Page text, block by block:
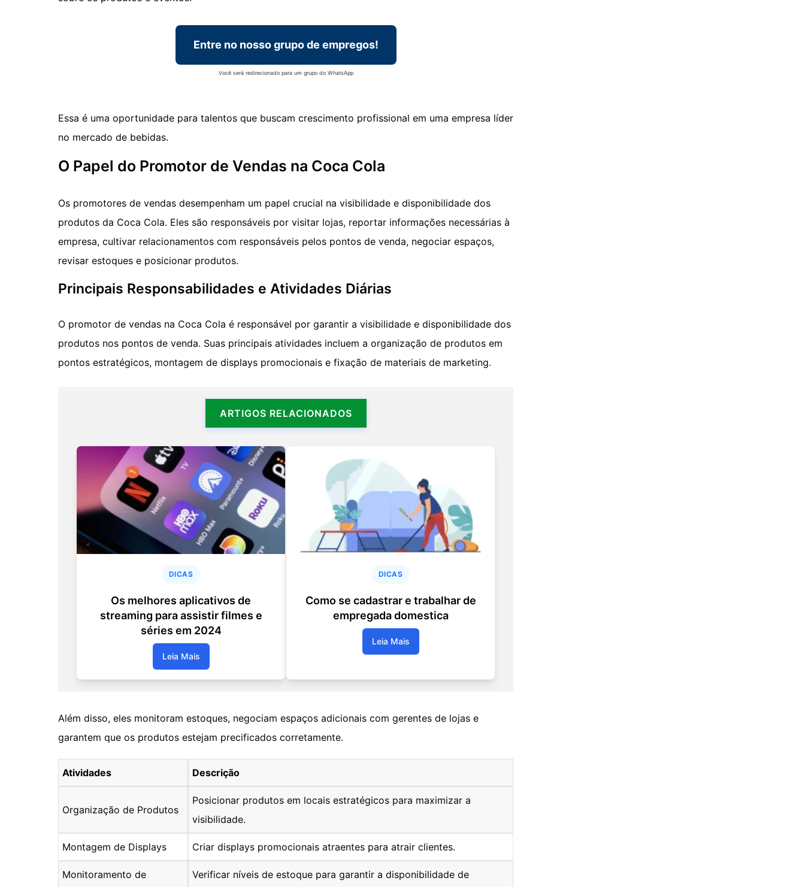
Entre no nosso grupo de empregos!
Você será redirecionado para um grupo do WhatsApp
Essa é uma oportunidade para talentos que buscam crescimento profissional em uma empresa líder
no mercado de bebidas.
O Papel do Promotor de Vendas na Coca Cola
Os promotores de vendas desempenham um papel crucial na visibilidade e disponibilidade dos
produtos da Coca Cola. Eles são responsáveis por visitar lojas, reportar informações necessárias à
empresa, cultivar relacionamentos com responsáveis pelos pontos de venda, negociar espaços,
revisar estoques e posicionar produtos.
Principais Responsabilidades e Atividades Diárias
O promotor de vendas na Coca Cola é responsável por garantir a visibilidade e disponibilidade dos
produtos nos pontos de venda. Suas principais atividades incluem a organização de produtos em
pontos estratégicos, montagem de displays promocionais e fixação de materiais de marketing.
ARTIGOS RELACIONADOS
DICAS
Os melhores aplicativos de
streaming para assistir filmes e
séries em 2024
Leia Mais
DICAS
Como se cadastrar e trabalhar de
empregada domestica
Leia Mais
Além disso, eles monitoram estoques, negociam espaços adicionais com gerentes de lojas e
garantem que os produtos estejam precificados corretamente.
Atividades Descrição
Organização de Produtos
Posicionar produtos em locais estratégicos para maximizar a
visibilidade.
Montagem de Displays Criar displays promocionais atraentes para atrair clientes.
Monitoramento de
Verificar níveis de estoque para garantir a disponibilidade de